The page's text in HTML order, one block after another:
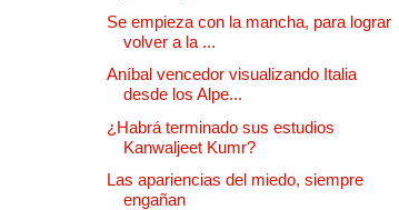
Se empieza con la mancha, para lograr
volver a la ...
Aníbal vencedor visualizando Italia
desde los Alpe...
¿Habrá terminado sus estudios
Kanwaljeet Kumr?
Las apariencias del miedo, siempre
engañan